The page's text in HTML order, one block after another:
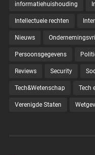
informatiehuishouding
Intellectuele rechten
Nieuws
Persoonsgegevens
Reviews Security
Tech&Wetenschap Tech
Verenigde Staten